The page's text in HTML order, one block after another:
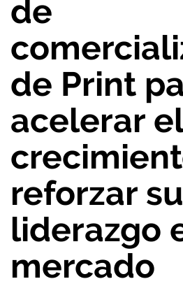
de
de Print
acelerar el
reforzar su
liderazgo
mercado